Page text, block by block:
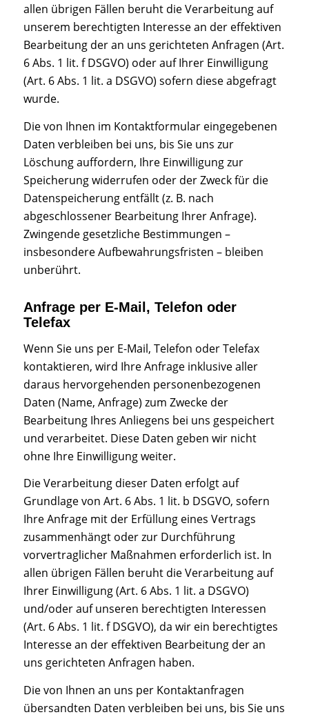
allen übrigen Fällen beruht die Verarbeitung auf
unserem berechtigten Interesse an der effektiven
Bearbeitung der an uns gerichteten Anfragen (Art.
6 Abs. 1 lit. f DSGVO) oder auf Ihrer Einwilligung
(Art. 6 Abs. 1 lit. a DSGVO) sofern diese abgefragt
wurde.
Die von Ihnen im Kontaktformular eingegebenen
Daten verbleiben bei uns, bis Sie uns zur
Löschung auffordern, Ihre Einwilligung zur
Speicherung widerrufen oder der Zweck für die
Datenspeicherung entfällt (z. B. nach
abgeschlossener Bearbeitung Ihrer Anfrage).
Zwingende gesetzliche Bestimmungen –
insbesondere Aufbewahrungsfristen – bleiben
unberührt.
Anfrage per E-Mail, Telefon oder
Telefax
Wenn Sie uns per E-Mail, Telefon oder Telefax
kontaktieren, wird Ihre Anfrage inklusive aller
daraus hervorgehenden personenbezogenen
Daten (Name, Anfrage) zum Zwecke der
Bearbeitung Ihres Anliegens bei uns gespeichert
und verarbeitet. Diese Daten geben wir nicht
ohne Ihre Einwilligung weiter.
Die Verarbeitung dieser Daten erfolgt auf
Grundlage von Art. 6 Abs. 1 lit. b DSGVO, sofern
Ihre Anfrage mit der Erfüllung eines Vertrags
zusammenhängt oder zur Durchführung
vorvertraglicher Maßnahmen erforderlich ist. In
allen übrigen Fällen beruht die Verarbeitung auf
Ihrer Einwilligung (Art. 6 Abs. 1 lit. a DSGVO)
und/oder auf unseren berechtigten Interessen
(Art. 6 Abs. 1 lit. f DSGVO), da wir ein berechtigtes
Interesse an der effektiven Bearbeitung der an
uns gerichteten Anfragen haben.
Die von Ihnen an uns per Kontaktanfragen
übersandten Daten verbleiben bei uns, bis Sie uns